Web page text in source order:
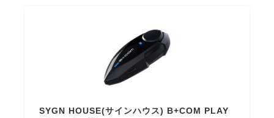
SYGN HOUSE(サインハウス) B+COM PLAY